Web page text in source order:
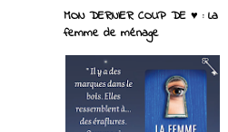
MON DERNIER COUP DE ♥ : La
femme de ménage